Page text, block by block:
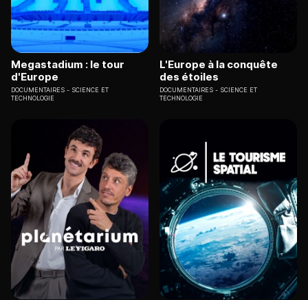
Megastadium : le tour
d'Europe
DOCUMENTAIRES
SCIENCE ET
TECHNOLOGIE
L'Europe à la conquête
des étoiles
DOCUMENTAIRES
SCIENCE ET
TECHNOLOGIE